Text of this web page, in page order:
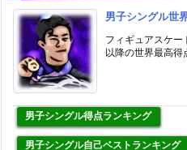
男子シングル世
フィギュアスケ
以降の世界最高
男子シングル得点ランキング
男子シングル自己ベストランキング